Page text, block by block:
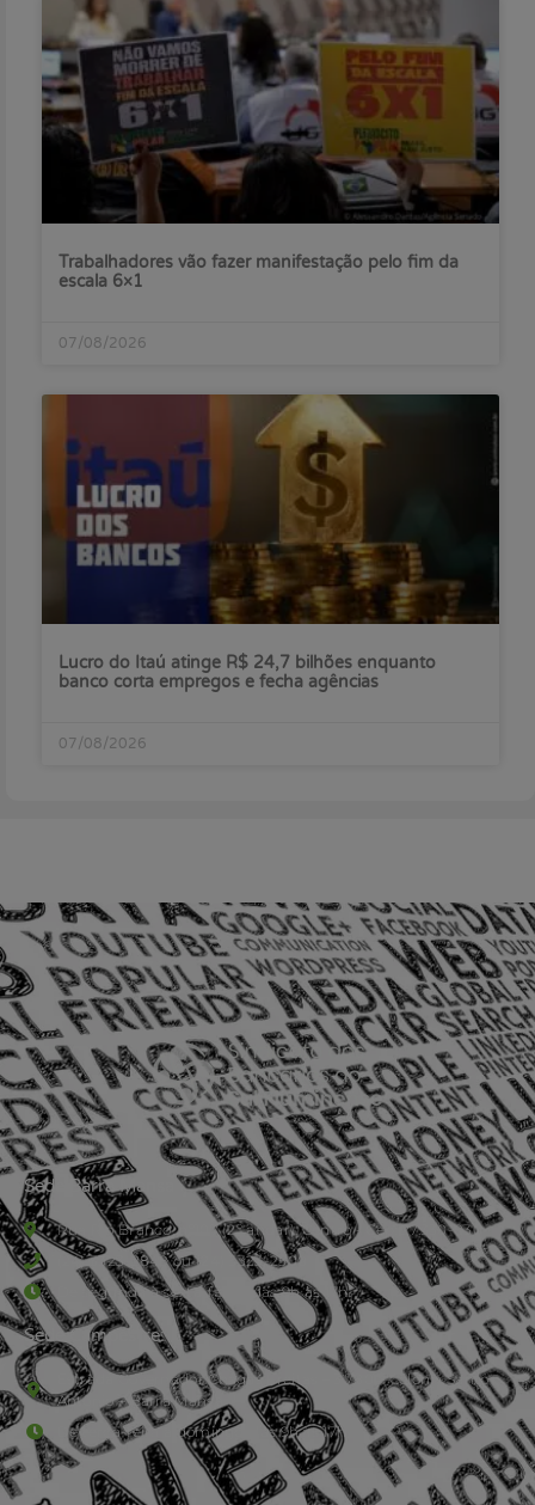
Trabalhadores vão fazer manifestação pelo fim da
escala 6×1
07/08/2026
Lucro do Itaú atinge R$ 24,7 bilhões enquanto
banco corta empregos e fecha agências
07/08/2026
Sede Barra Mansa
Rua Rio Branco, nº107 (2º andar), Centro - Cep: 27.330-030
(24) 3323-2848 ou (24) 3323-2500
De segunda à sexta-feira , das 9h às 17h.
Sede Campestre:
Estrada Governador Chagas Freitas – 3.780 – Colônia Santo
Antônio – Barra Mansa
De terça-feira a domingo, das 9h às 17h